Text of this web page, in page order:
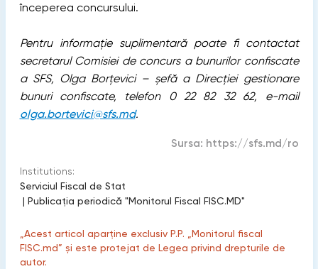
începerea concursului.
Pentru informație suplimentară poate fi contactat
secretarul Comisiei de concurs a bunurilor confiscate
a SFS, Olga Borțevici – șefă a Direcției gestionare
bunuri confiscate, telefon 0 22 82 32 62, e-mail
olga.bortevici@sfs.md.
Sursa: https://sfs.md/ro
Institutions:
Serviciul Fiscal de Stat
| Publicaţia periodică "Monitorul Fiscal FISC.MD"
„Acest articol aparține exclusiv P.P. „Monitorul fiscal
FISC.md” și este protejat de Legea privind drepturile de
autor.